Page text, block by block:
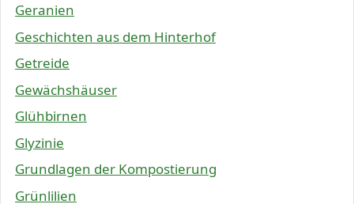
Geranien
Geschichten aus dem Hinterhof
Getreide
Gewächshäuser
Glühbirnen
Glyzinie
Grundlagen der Kompostierung
Grünlilien